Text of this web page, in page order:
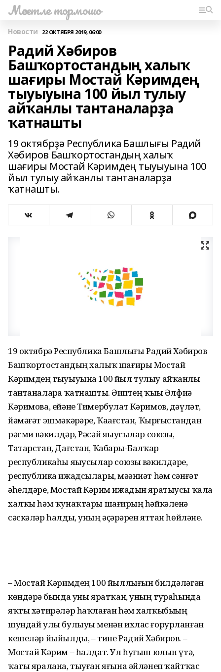
Мәсетле тормошо
Новости 22 ОКТЯБРЯ 2019, 06:00
Радий Хәбиров
Башҡортостандың халыҡ
шағиры Мостай Кәримдең
тыуыуына 100 йыл тулыу
айҡанлы тантаналарҙа
ҡатнашты
19 октябрҙә Республика Башлығы Радий
Хәбиров Башҡортостандың халыҡ
шағиры Мостай Кәримдең тыуыуына 100
йыл тулыу айҡанлы тантаналарҙа
ҡатнашты.
19 октябрҙә Республика Башлығы Радий Хәбиров
Башҡортостандың халыҡ шағиры Мостай
Кәримдең тыуыуына 100 йыл тулыу айҡанлы
тантаналарҙа ҡатнашты. Әҙиптең ҡыҙы Әлфиә
Кәримова, ейәне Тимербулат Кәримов, дәүләт,
йәмәғәт эшмәкәрҙәре, Ҡаҙағстан, Ҡырғыҙстандан
рәсми вәкилдәр, Рәсәй яҙыусылар союзы,
Татарстан, Дағстан, Ҡабарҙы-Балҡар
республикаһы яҙыусылар союзы вәкилдәре,
республика ижадсылары, мәҙәниәт һәм сәнғәт
әһелдәре, Мостай Кәрим ижадын яратыусы ҡала
халҡы һәм ҡунаҡтары шағирҙың һәйкәленә
сәскәләр һалды, уның әҫәрҙәрен яттан һөйләне.
– Мостай Кәримдең 100 йыллығын билдәләгән
көндәрҙә бында уны яратҡан, уның тураһында
яҡты хәтирәләр һаҡлаған һәм халҡыбыҙҙың
шундай улы булыуы менән ихлас ғорурланған
кешеләр йыйылды, – тине Радий Хәбиров. –
Мостай Кәрим – һалдат. Ул һуғыш юлын үтә,
ҡаты яралана, тыуған яғына әйләнеп ҡайтҡас